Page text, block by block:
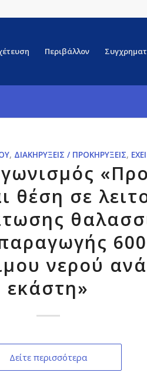
Περιβάλλον
, ΔΙΑΚΗΡΎΞΕΙΣ / ΠΡΟΚΗΡΎΞΕΙΣ,
θέση σε
νερού
εκάστη»
Δείτε περισσότερα